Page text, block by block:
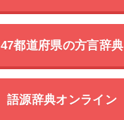
47都道府県の方言辞典
語源辞典オンライン